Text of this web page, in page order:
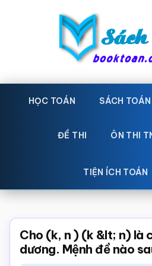
Sách
Toán
toán
Học
toán,
giáo
Toán,
trắc
HỌC TOÁN SÁCH TOÁN
ĐỀ THI ÔN THI
TIỆN ÍCH TOÁN
Cho (k, n ) (k &lt; n) là
dương. Mệnh đề nào